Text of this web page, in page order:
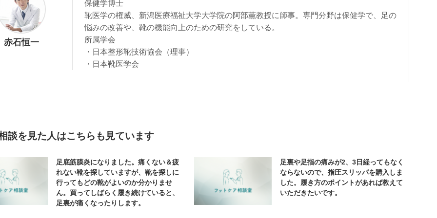
赤石恒一
保健学博士
靴医学の権威、新潟医療福祉大学大学院の阿部薫教授に師事。専門分野は保健学で、足の
悩みの改善や、靴の機能向上のための研究をしている。
所属学会
・日本整形靴技術協会（理事）
・日本靴医学会
談を見た人はこちらも見ています
足底筋膜炎になりました。痛くない＆疲
れない靴を探していますが、靴を探しに
行ってもどの靴がよいのか分かりませ
ん。買ってしばらく履き続けていると、
足裏が痛くなったりします。
足裏や足指の痛みが2、3日経ってもなく
ならないので、指圧スリッパを購入しま
した。履き方のポイントがあれば教えて
いただきたいです。